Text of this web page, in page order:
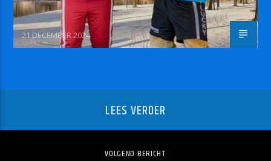
21 DECEMBER 2024
LEES VERDER
VOLGEND BERICHT